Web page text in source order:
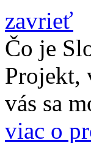
zavrieť
Čo je
Projekt,
vás sa
viac o